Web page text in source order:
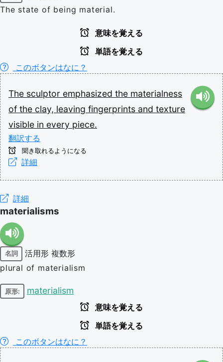
The state of being material.
意味を覚える
単語を覚える
このボタンはなに？
The sculptor emphasized the materialness
of the clay, leaving fingerprints and texture
visible in every piece.
翻訳する
聞き取れるようになる
詳細
詳細
materialisms
名詞 活用形 複数形
plural of materialism
原形: materialism
意味を覚える
単語を覚える
このボタンはなに？